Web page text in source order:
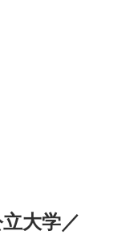
大学／